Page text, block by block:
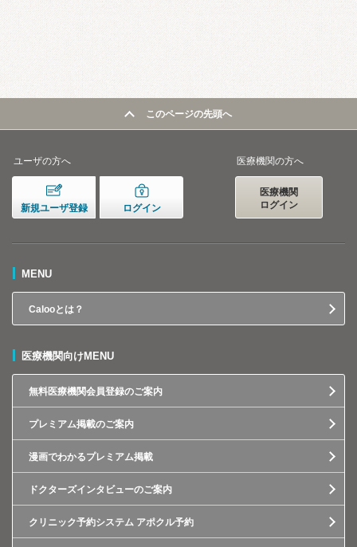
このページの先頭へ
ユーザの方へ
新規ユーザ登録 ログイン
医療機関の方へ
医療機関
ログイン
MENU
Calooとは？
医療機関向けMENU
無料医療機関会員登録のご案内
プレミアム掲載のご案内
漫画でわかるプレミアム掲載
ドクターズインタビューのご案内
クリニック予約システム アポクル予約